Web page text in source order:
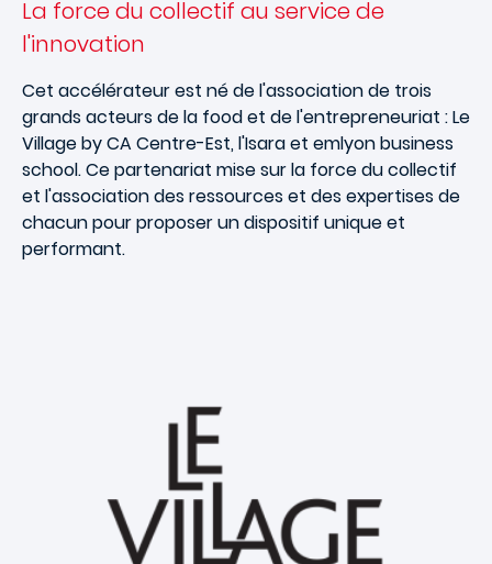
La force du collectif au service de
l'innovation
Cet accélérateur est né de l'association de trois
grands acteurs de la food et de l'entrepreneuriat : Le
Village by CA Centre-Est, l'Isara et emlyon business
school. Ce partenariat mise sur la force du collectif
et l'association des ressources et des expertises de
chacun pour proposer un dispositif unique et
performant.